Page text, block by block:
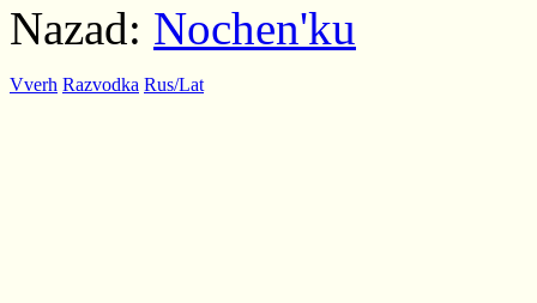
Nazad: Nochen'ku
Vverh Razvodka Rus/Lat